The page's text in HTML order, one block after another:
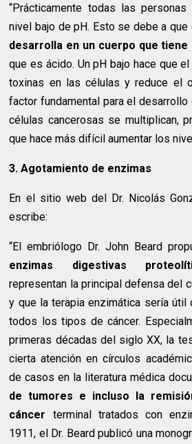
“Prácticamente todas las
nivel bajo de pH. Esto se debe a
desarrolla en un cuerpo que tiene
que es ácido. Un pH bajo hace que
toxinas en las células y reduce el
factor fundamental para el desarrollo
células cancerosas se multiplican,
que hace más difícil aumentar los
3. Agotamiento de enzimas
En el sitio web del Dr. Nicolás
escribe:
“El embriólogo Dr. John Beard
enzimas digestivas
representan la principal defensa del
y que la terapia enzimática sería útil
todos los tipos de cáncer.
primeras décadas del siglo XX, la
cierta atención en círculos
de casos en la literatura médica
de tumores e incluso la
cáncer terminal tratados con
1911, el Dr. Beard publicó una